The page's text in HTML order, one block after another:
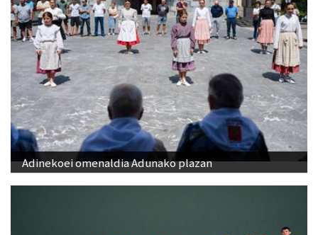
Adinekoei omenaldia Adunako plazan